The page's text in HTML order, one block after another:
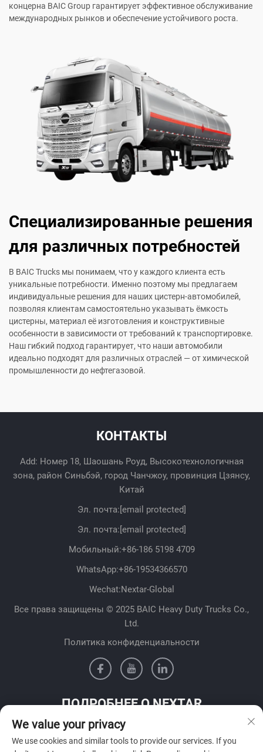
концерна BAIC Group гарантирует эффективное обслуживание
международных рынков и обеспечение устойчивого роста.
Специализированные решения
для различных потребностей
В BAIC Trucks мы понимаем, что у каждого клиента есть
уникальные потребности. Именно поэтому мы предлагаем
индивидуальные решения для наших цистерн-автомобилей,
позволяя клиентам самостоятельно указывать ёмкость
цистерны, материал её изготовления и конструктивные
особенности в зависимости от требований к транспортировке.
Наш гибкий подход гарантирует, что наши автомобили
идеально подходят для различных отраслей — от химической
промышленности до нефтегазовой.
КОНТАКТЫ
Add: Номер 18, Шаошань Роуд, Высокотехнологичная
зона, район Синьбэй, город Чанчжоу, провинция Цзянсу,
Китай
Эл. почта:[email protected]
Эл. почта:[email protected]
Мобильный:+86-186 5198 4709
WhatsApp:+86-19534366570
Wechat:Nextar-Global
Все права защищены © 2025 BAIC Heavy Duty Trucks Co.,
Ltd.
Политика конфиденциальности
ПОДРОБНЕЕ О NEXTAR
Свяжитесь с нашей командой продаж в вашей стране
We value your privacy
We use cookies and similar tools to provide our services. If you